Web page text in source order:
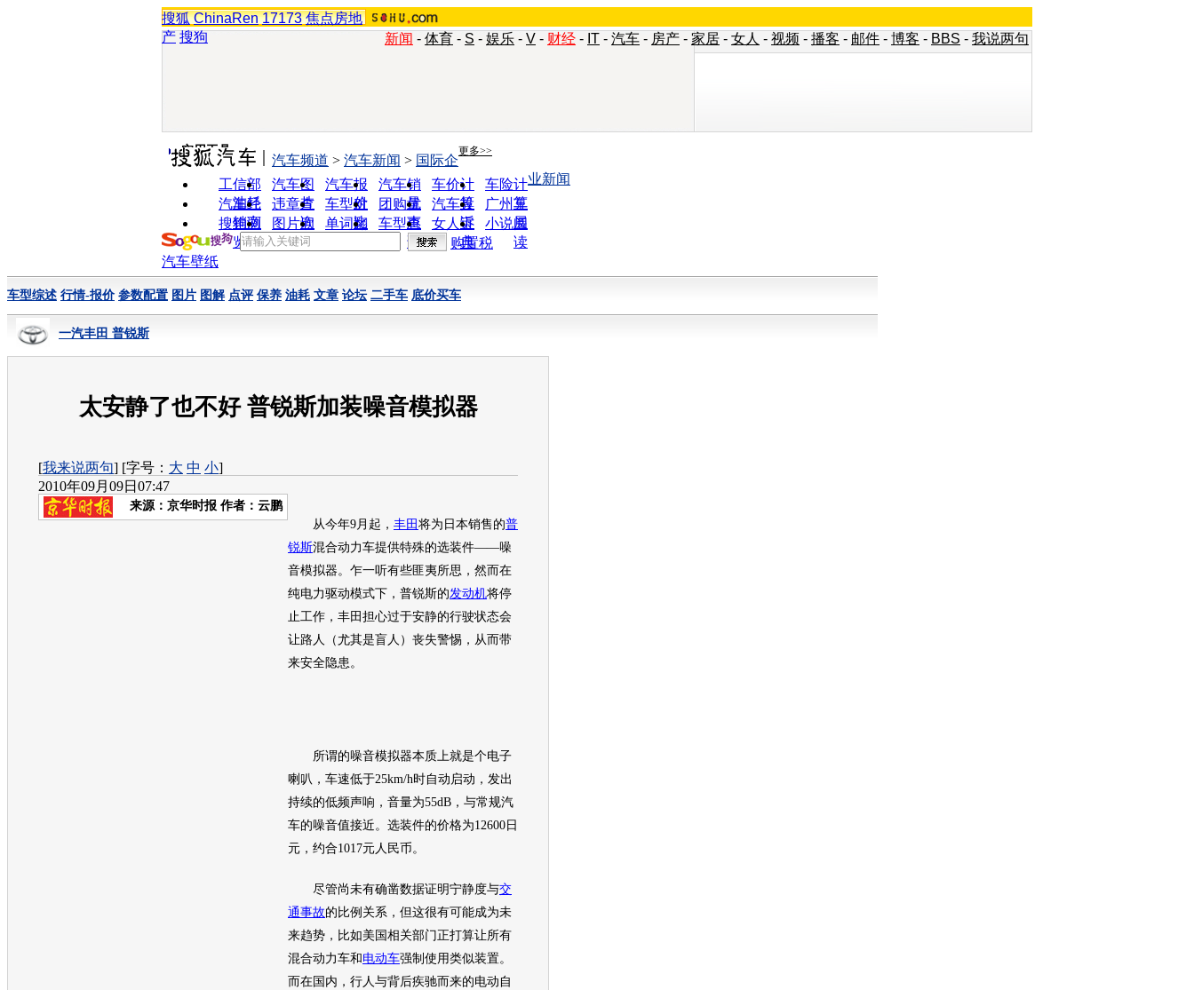
搜狐 ChinaRen 17173 焦点房地
产 搜狗 新闻 - 体育 - S - 娱乐 - V - 财经 - IT - 汽车 - 房产 - 家居 - 女人 - 视频 - 播客 - 邮件 - 博客 - BBS - 我说两句
实用工具 更多>>
工信部
油耗
汽车图
片
汽车报
价
汽车销
量
车价计
算
车险计
算
汽车经
销商
违章查
询
车型对
比
团购优
惠
汽车投
诉
广州车
展
搜狗浏
览器
图片欣
赏
单词翻
车型查
询
女人宝
典
小说阅
读
汽车频道 > 汽车新闻 > 国际企
业新闻
购置税
汽车壁纸
车型综述 行情-报价 参数配置 图片 图解 点评 保养 油耗 文章 论坛 二手车 底价买车
一汽丰田 普锐斯
太安静了也不好 普锐斯加装噪音模拟器
[我来说两句] [字号： 大 中 小]
2010年09月09日07:47
来源： 京华时报 作者：云鹏
从今年9月起， 丰田 将为日本销售的普
锐斯混合动力车提供特殊的选装件——噪
音模拟器。乍一听有些匪夷所思，然而在
纯电力驱动模式下， 普锐斯的发动机将停
止工作， 丰田 担心过于安静的行驶状态会
让路人（尤其是盲人）丧失警惕，从而带
来安全隐患。
所谓的噪音模拟器本质上就是个电子
喇叭，车速低于25km/h时自动启动，发出
持续的低频声响，音量为55dB，与常规汽
车的噪音值接近。选装件的价格为12600日
元，约合1017元人民币。
尽管尚未有确凿数据证明宁静度与交
通事故的比例关系，但这很有可能成为未
来趋势，比如美国相关部门正打算让所有
混合动力车和 电动车强制使用类似装置。
而在国内，行人与背后疾驰而来的电动自